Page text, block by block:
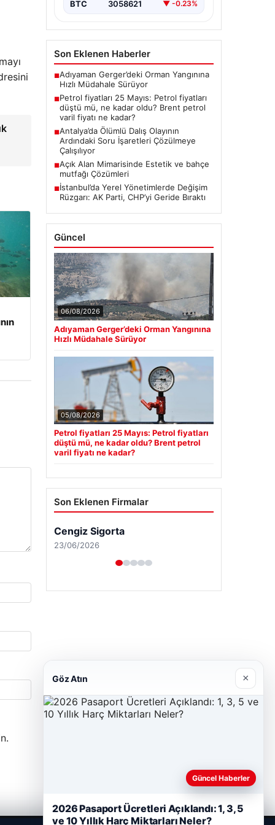
BTC 3058621 ▼ -0.23%
Son Eklenen Haberler
■Adıyaman Gerger’deki Orman Yangınına
Hızlı Müdahale Sürüyor
■Petrol fiyatları 25 Mayıs: Petrol fiyatları
düştü mü, ne kadar oldu? Brent petrol
varil fiyatı ne kadar?
■Antalya’da Ölümlü Dalış Olayının
Ardındaki Soru İşaretleri Çözülmeye
Çalışılıyor
■Açık Alan Mimarisinde Estetik ve bahçe
mutfağı Çözümleri
■İstanbul’da Yerel Yönetimlerde Değişim
Rüzgarı: AK Parti, CHP’yi Geride Bıraktı
Güncel
06/08/2026
Adıyaman Gerger’deki Orman Yangınına
Hızlı Müdahale Sürüyor
05/08/2026
Petrol fiyatları 25 Mayıs: Petrol fiyatları
düştü mü, ne kadar oldu? Brent petrol
varil fiyatı ne kadar?
Son Eklenen Firmalar
Cengiz Sigorta
23/06/2026
Göz Atın ×
Güncel Haberler
2026 Pasaport Ücretleri Açıklandı: 1, 3, 5
ve 10 Yıllık Harç Miktarları Neler?